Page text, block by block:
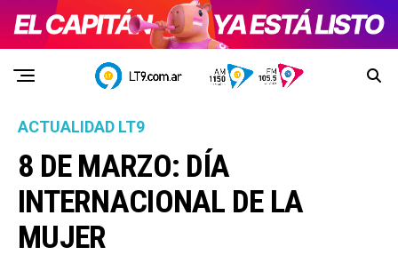
ACTUALIDAD LT9
8 DE MARZO: DÍA
INTERNACIONAL DE LA
MUJER